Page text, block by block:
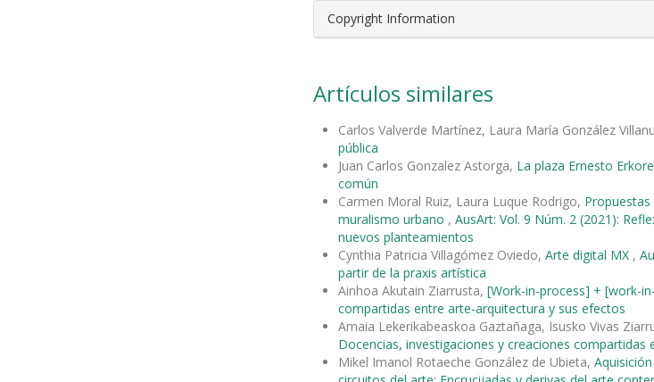
Copyright Information
Artículos similares
Carlos Valverde Martínez, Laura María González
pública
Juan Carlos Gonzalez Astorga, La plaza Ernesto
común
Carmen Moral Ruiz, Laura Luque Rodrigo,
muralismo urbano , AusArt: Vol. 9 Núm. 2 (2021):
nuevos planteamientos
Cynthia Patricia Villagómez Oviedo, Arte digital MX ,
partir de la praxis artística
Ainhoa Akutain Ziarrusta, [Work-in-process] + [work-
compartidas entre arte-arquitectura y sus efectos
Amaia Lekerikabeaskoa Gaztañaga, Isusko Vivas
Docencias, investigaciones y creaciones
Mikel Imanol Rotaeche González de Ubieta,